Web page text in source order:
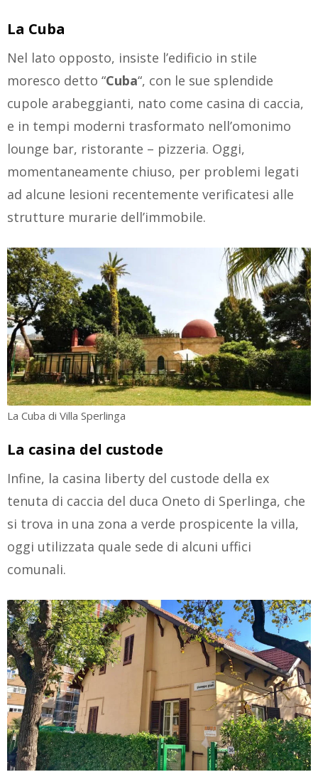
La Cuba
Nel lato opposto, insiste l’edificio in stile
moresco detto “Cuba“, con le sue splendide
cupole arabeggianti, nato come casina di caccia,
e in tempi moderni trasformato nell’omonimo
lounge bar, ristorante – pizzeria. Oggi,
momentaneamente chiuso, per problemi legati
ad alcune lesioni recentemente verificatesi alle
strutture murarie dell’immobile.
La Cuba di Villa Sperlinga
La casina del custode
Infine, la casina liberty del custode della ex
tenuta di caccia del duca Oneto di Sperlinga, che
si trova in una zona a verde prospicente la villa,
oggi utilizzata quale sede di alcuni uffici
comunali.